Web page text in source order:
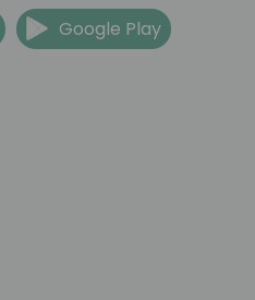
Google Play